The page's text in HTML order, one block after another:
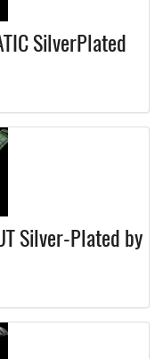
SilverPlated
Silver-Plated by